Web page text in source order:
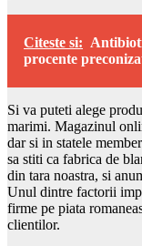
Citeste si:
procente
Si va puteti alege
marimi. Magazinul
dar si in statele
sa stiti ca fabrica de
din tara noastra, si
Unul dintre factorii
firme pe piata
clientilor.